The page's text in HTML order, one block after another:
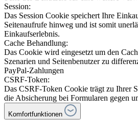
Session:
Das Session Cookie speichert Ihre
Seitenaufrufe hinweg und ist somit
Einkaufserlebnis.
Cache Behandlung:
Das Cookie wird eingesetzt um den
Szenarien und Seitenbenutzer zu
PayPal-Zahlungen
CSRF-Token:
Das CSRF-Token Cookie trägt zu Ihrer
die Absicherung bei Formularen gegen
Komfortfunktionen